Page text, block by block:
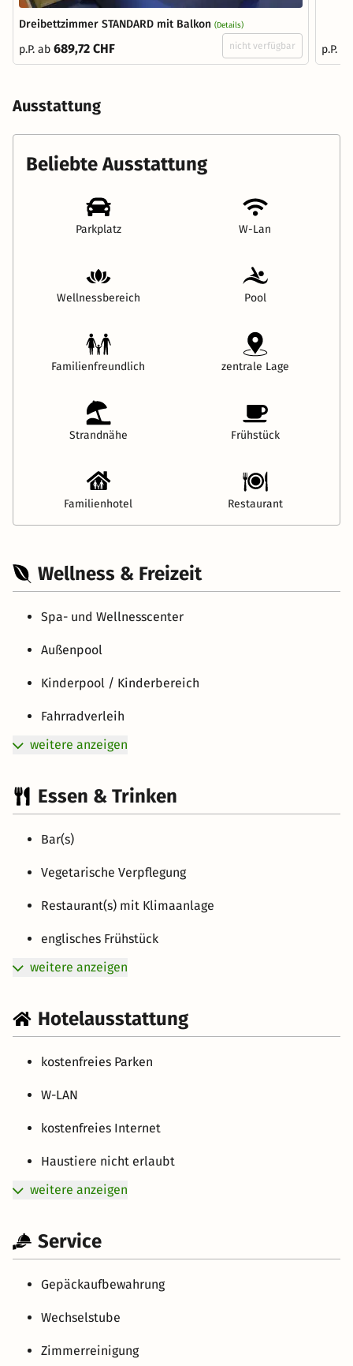
Dreibettzimmer STANDARD mit Balkon (Details)
p.P. ab 689,72 CHF nicht verfügbar p.P.
Ausstattung
Beliebte Ausstattung
Parkplatz W-Lan
Wellnessbereich Pool
Familienfreundlich zentrale Lage
Strandnähe Frühstück
Familienhotel Restaurant
Wellness & Freizeit
Spa- und Wellnesscenter
Außenpool
Kinderpool / Kinderbereich
Fahrradverleih
weitere anzeigen
Essen & Trinken
Bar(s)
Vegetarische Verpflegung
Restaurant(s) mit Klimaanlage
englisches Frühstück
weitere anzeigen
Hotelausstattung
kostenfreies Parken
W-LAN
kostenfreies Internet
Haustiere nicht erlaubt
weitere anzeigen
Service
Gepäckaufbewahrung
Wechselstube
Zimmerreinigung